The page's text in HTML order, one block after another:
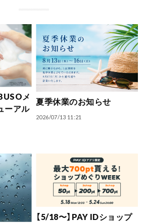
メ
ーアル
夏季休業のお知らせ
2026/07/13 11:21
【5/18〜】PAY IDショップ